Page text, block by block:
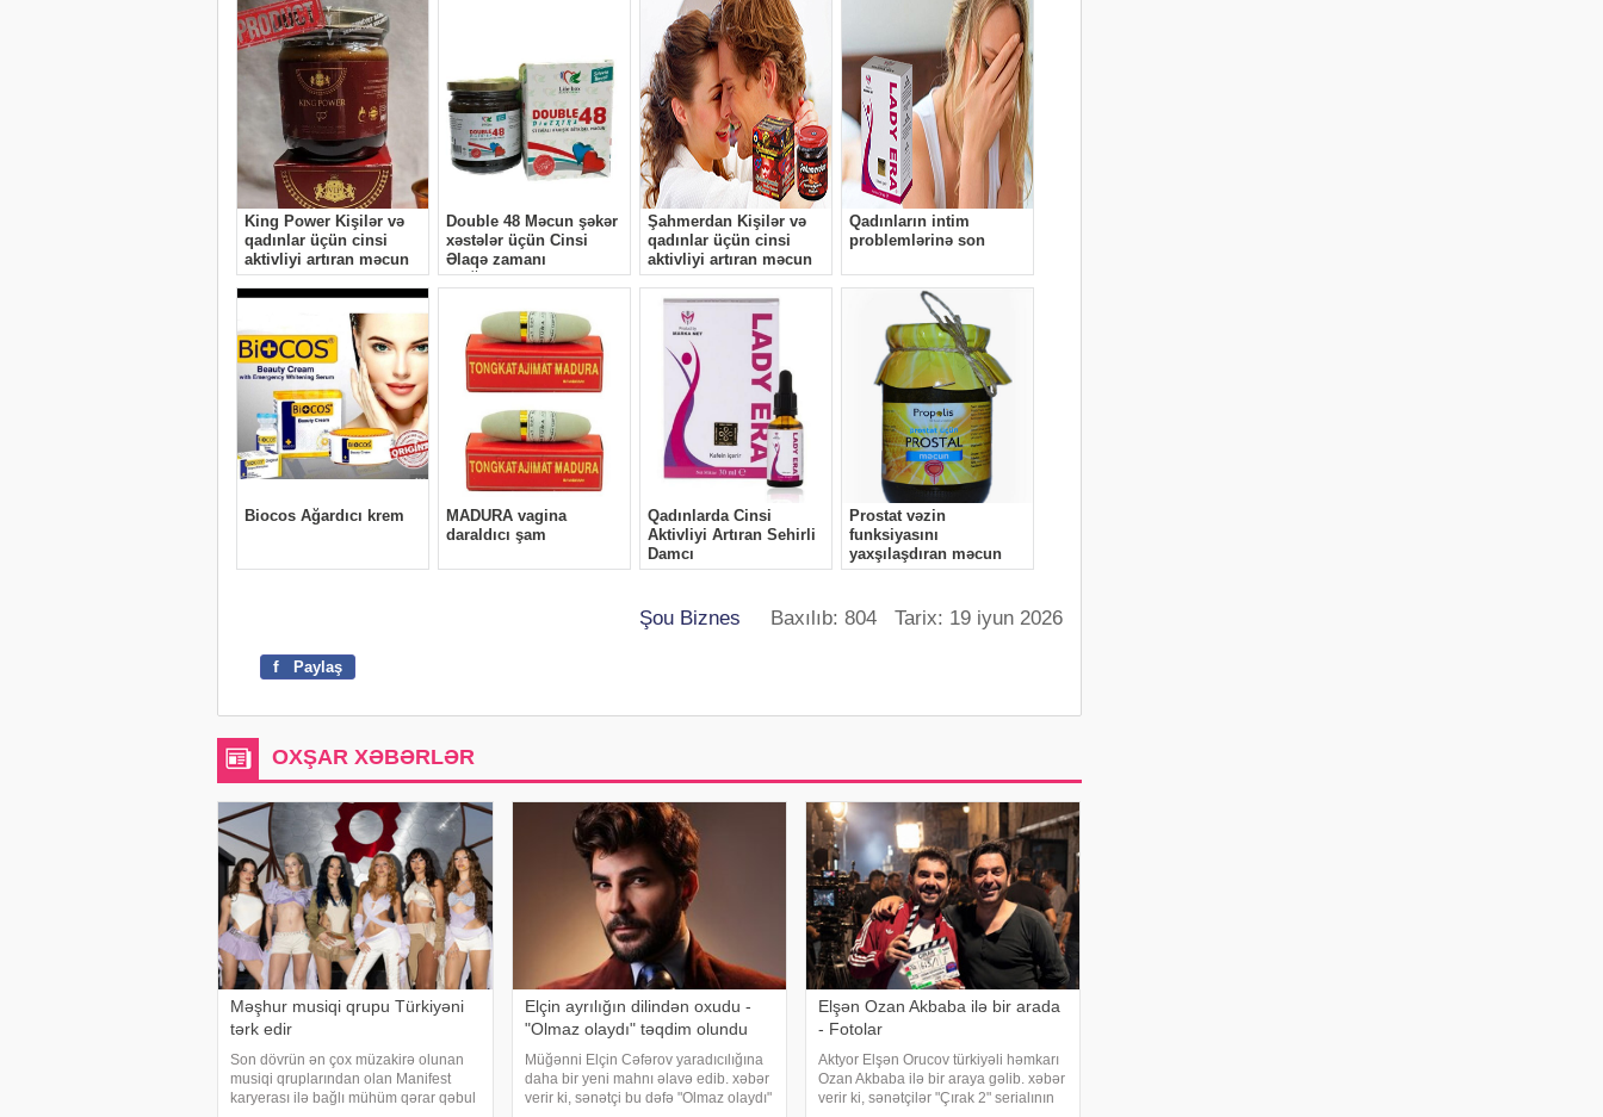
Şou Biznes Baxılıb: 804 Tarix: 19 iyun 2026
f Paylaş
OXŞAR XƏBƏRLƏR
Məşhur musiqi qrupu Türkiyəni
tərk edir
Son dövrün ən çox müzakirə olunan
musiqi qruplarından olan Manifest
karyerası ilə bağlı mühüm qərar qəbul
Elçin ayrılığın dilindən oxudu -
"Olmaz olaydı" təqdim olundu
Müğənni Elçin Cəfərov yaradıcılığına
daha bir yeni mahnı əlavə edib. xəbər
verir ki, sənətçi bu dəfə "Olmaz olaydı"
Elşən Ozan Akbaba ilə bir arada
- Fotolar
Aktyor Elşən Orucov türkiyəli həmkarı
Ozan Akbaba ilə bir araya gəlib. xəbər
verir ki, sənətçilər "Çırak 2" serialının